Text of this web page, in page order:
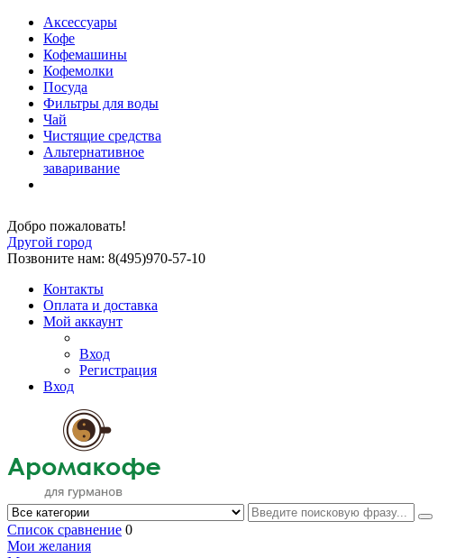
Аксессуары
Кофе
Кофемашины
Кофемолки
Посуда
Фильтры для воды
Чай
Чистящие средства
Альтернативное
заваривание
Добро пожаловать!
Другой город
Позвоните нам: 8(495)970-57-10
Контакты
Оплата и доставка
Мой аккаунт
Вход
Регистрация
Вход
Список сравнение 0
Мои желания